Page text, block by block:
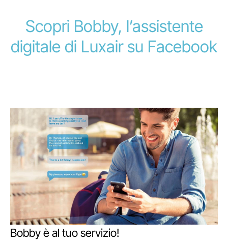
Opportunità di lavoro con Luxair
Scopri Bobby, l’assistente
digitale di Luxair su Facebook
Bobby è al tuo servizio!